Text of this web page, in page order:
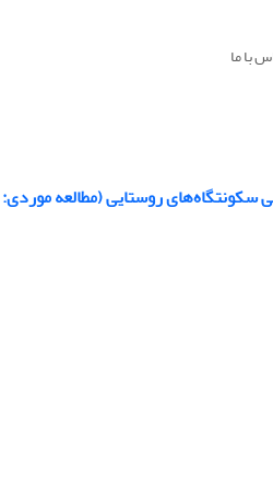
با ما
سکونتگاه‌های روستایی (مطالعه